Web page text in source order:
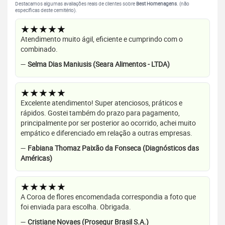
Destacamos algumas avaliações reais de clientes sobre Best Homenagens. (não
específicas deste cemitério).
★★★★★
Atendimento muito ágil, eficiente e cumprindo com o
combinado.
— Selma Dias Maniusis (Seara Alimentos - LTDA)
★★★★★
Excelente atendimento! Super atenciosos, práticos e
rápidos. Gostei também do prazo para pagamento,
principalmente por ser posterior ao ocorrido, achei muito
empático e diferenciado em relação a outras empresas.
— Fabiana Thomaz Paixão da Fonseca (Diagnósticos das
Américas)
★★★★★
A Coroa de flores encomendada correspondia a foto que
foi enviada para escolha. Obrigada.
— Cristiane Novaes (Prosegur Brasil S.A.)